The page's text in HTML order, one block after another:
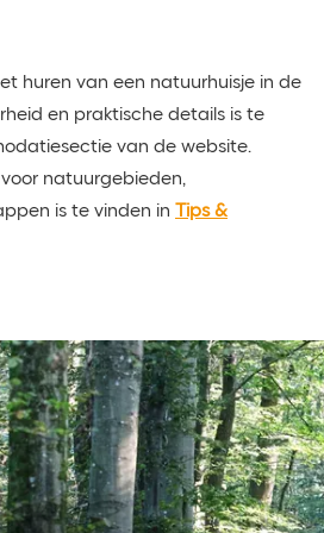
huren van een natuurhuisje in de
en praktische details is te
van de website.
natuurgebieden,
is te vinden in Tips &